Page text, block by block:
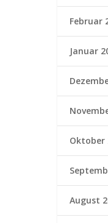
Februar
Januar
Oktober
August